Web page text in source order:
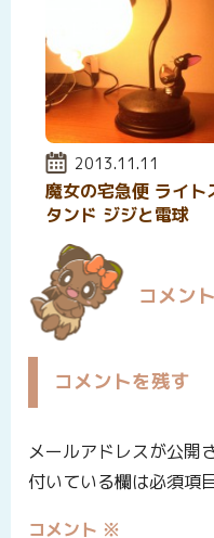
投稿日:
2013.11.11
魔女の宅急便 ライト
タンド ジジと電球
コメン
コメントを残す
メールアドレスが公開
付いている欄は必須項
コメント ※